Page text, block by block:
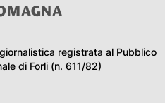
registrata al Pubblico
di Forli (n. 611/82)